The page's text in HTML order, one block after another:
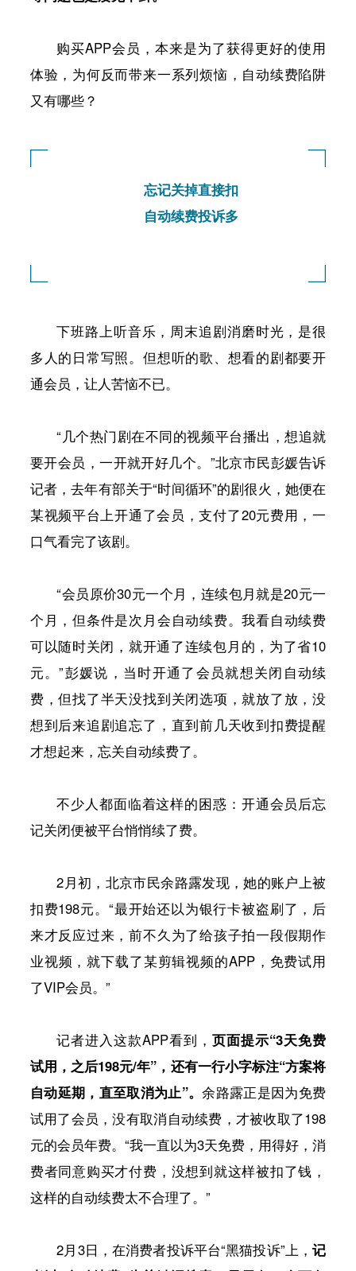
购买APP会员，本来是为了获得更好的使用
体验，为何反而带来一系列烦恼，自动续费陷阱
又有哪些？
忘记关掉直接扣
自动续费投诉多
下班路上听音乐，周末追剧消磨时光，是很
多人的日常写照。但想听的歌、想看的剧都要开
通会员，让人苦恼不已。
“几个热门剧在不同的视频平台播出，想追就
要开会员，一开就开好几个。”北京市民彭媛告诉
记者，去年有部关于“时间循环”的剧很火，她便在
某视频平台上开通了会员，支付了20元费用，一
口气看完了该剧。
“会员原价30元一个月，连续包月就是20元一
个月，但条件是次月会自动续费。我看自动续费
可以随时关闭，就开通了连续包月的，为了省10
元。”彭媛说，当时开通了会员就想关闭自动续
费，但找了半天没找到关闭选项，就放了放，没
想到后来追剧追忘了，直到前几天收到扣费提醒
才想起来，忘关自动续费了。
不少人都面临着这样的困惑：开通会员后忘
记关闭便被平台悄悄续了费。
2月初，北京市民余路露发现，她的账户上被
扣费198元。“最开始还以为银行卡被盗刷了，后
来才反应过来，前不久为了给孩子拍一段假期作
业视频，就下载了某剪辑视频的APP，免费试用
了VIP会员。”
记者进入这款APP看到，页面提示“3天免费
试用，之后198元/年”，还有一行小字标注“方案将
自动延期，直至取消为止”。余路露正是因为免费
试用了会员，没有取消自动续费，才被收取了198
元的会员年费。“我一直以为3天免费，用得好，消
费者同意购买才付费，没想到就这样被扣了钱，
这样的自动续费太不合理了。”
2月3日，在消费者投诉平台“黑猫投诉”上，记